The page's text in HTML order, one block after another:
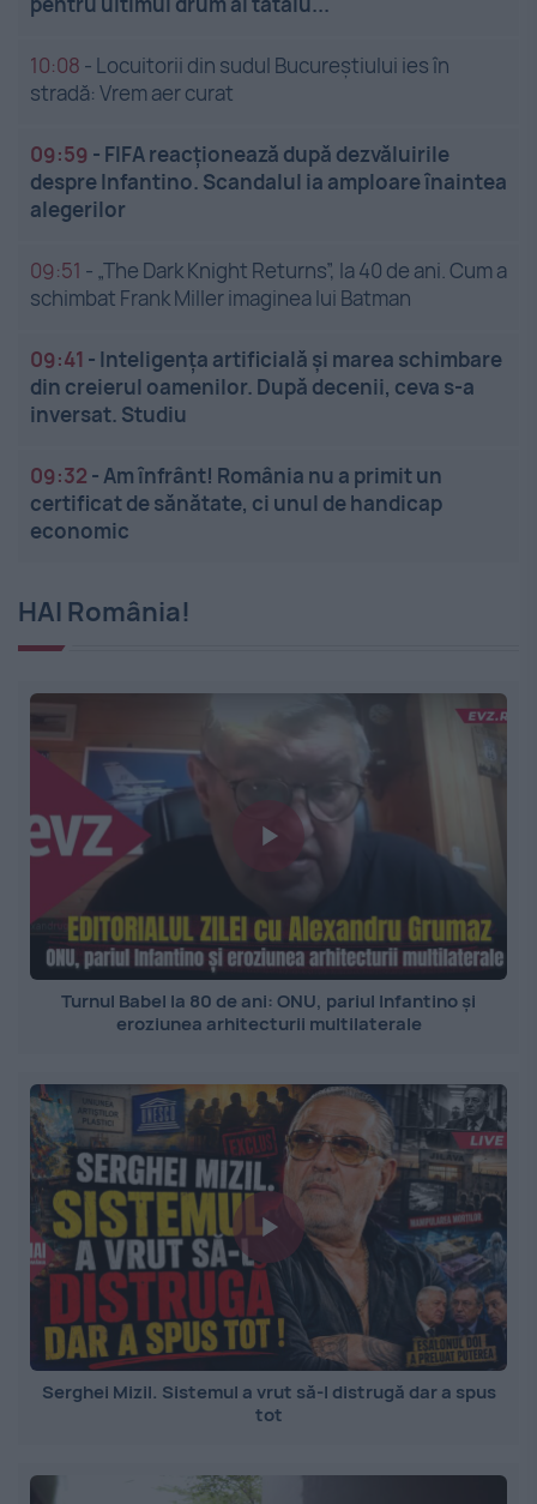
10:08 - Locuitorii din sudul Bucureștiului ies în
stradă: Vrem aer curat
09:59 - FIFA reacționează după dezvăluirile
despre Infantino. Scandalul ia amploare înaintea
alegerilor
09:51 - „The Dark Knight Returns”, la 40 de ani. Cum a
schimbat Frank Miller imaginea lui Batman
09:41 - Inteligența artificială și marea schimbare
din creierul oamenilor. După decenii, ceva s-a
inversat. Studiu
09:32 -Am înfrânt! România nu a primit un
certificat de sănătate, ci unul de handicap
economic
HAI România!
Turnul Babel la 80 de ani: ONU, pariul Infantino și
eroziunea arhitecturii multilaterale
Serghei Mizil. Sistemul a vrut să-l distrugă dar a spus
tot